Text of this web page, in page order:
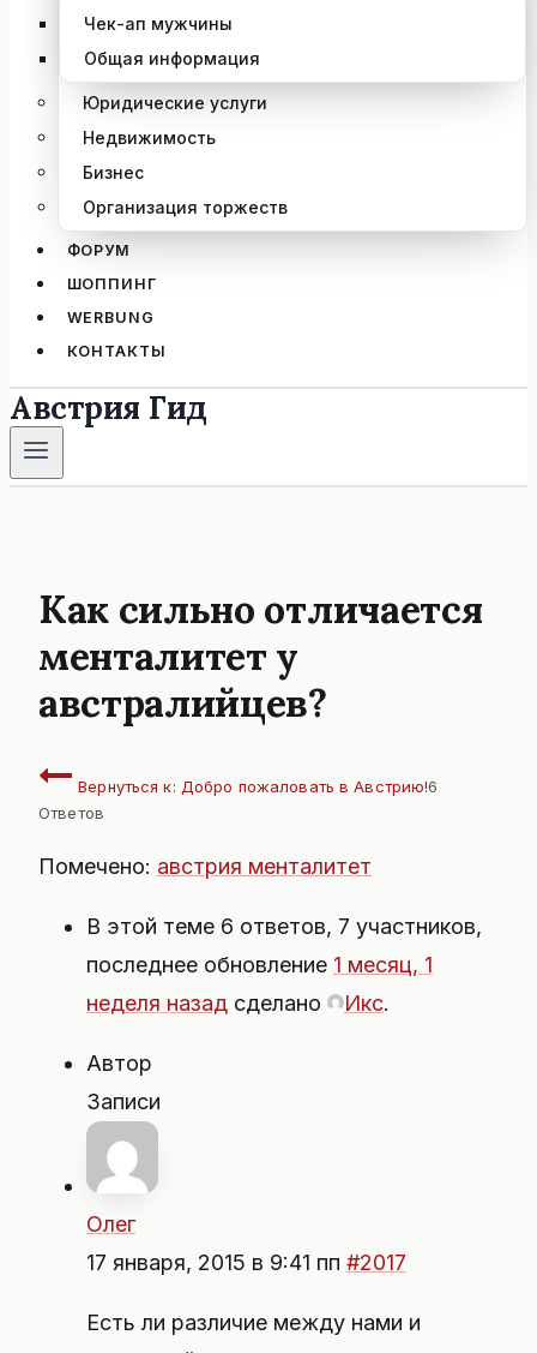
Чек-ап мужчины
Общая информация
Юридические услуги
Недвижимость
Бизнес
Организация торжеств
ФОРУМ
ШОППИНГ
WERBUNG
КОНТАКТЫ
Австрия Гид
Как сильно отличается
менталитет у
австралийцев?
Вернуться к: Добро пожаловать в Австрию!6
Ответов
Помечено: австрия менталитет
В этой теме 6 ответов, 7 участников,
последнее обновление 1 месяц, 1
неделя назад сделано Икс.
Автор
Записи
Олег
17 января, 2015 в 9:41 пп #2017
Есть ли различие между нами и